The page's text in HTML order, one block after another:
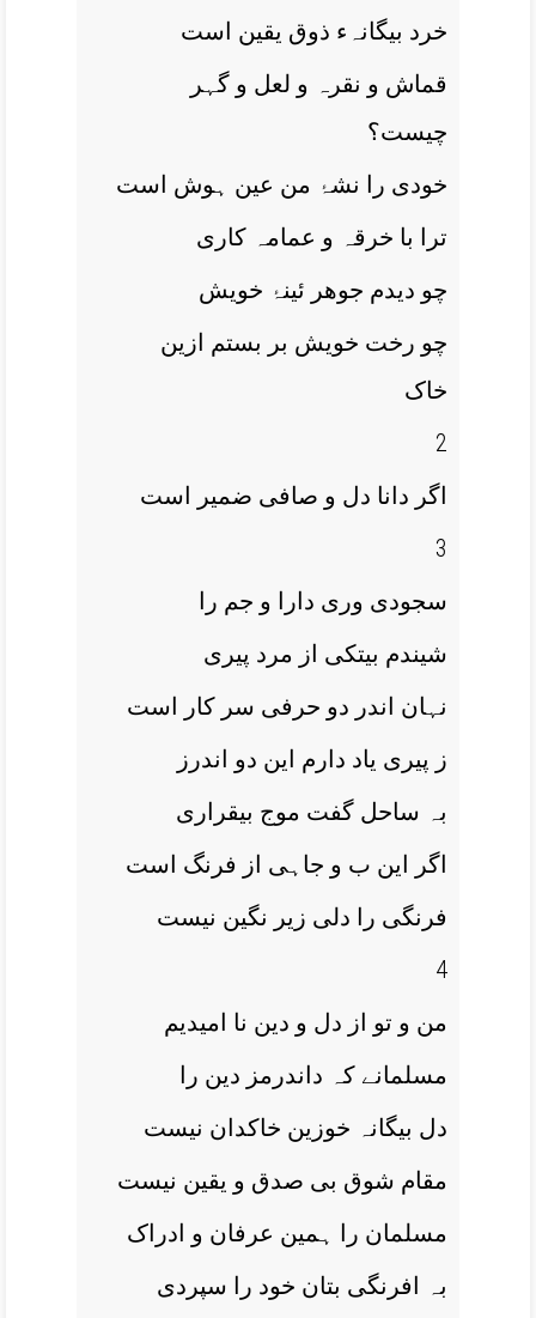
خرد بیگانہء ذوق یقین است
قماش و نقرہ و لعل و گہر
چیست؟
خودی را نشۂ من عین ہوش است
ترا با خرقہ و عمامہ کاری
چو دیدم جوھر ئینۂ خویش
چو رخت خویش بر بستم ازین
خاک
2
اگر دانا دل و صافی ضمیر است
3
سجودی وری دارا و جم را
شیندم بیتکی از مرد پیری
نہان اندر دو حرفی سر کار است
ز پیری یاد دارم این دو اندرز
بہ ساحل گفت موج بیقراری
اگر این ب و جاہی از فرنگ است
فرنگی را دلی زیر نگین نیست
4
من و تو از دل و دین نا امیدیم
مسلمانے کہ داندرمز دین را
دل بیگانہ خوزین خاکدان نیست
مقام شوق بی صدق و یقین نیست
مسلمان را ہمین عرفان و ادراک
بہ افرنگی بتان خود را سپردی